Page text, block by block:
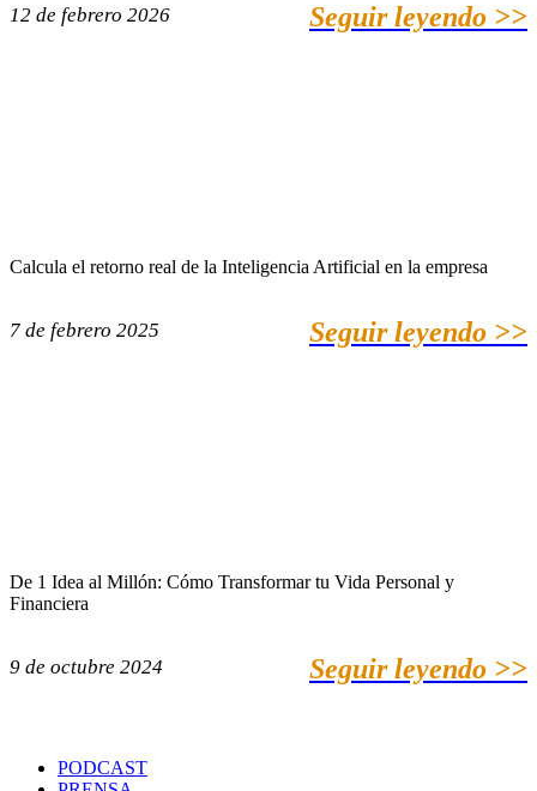
12 de febrero 2026 Seguir leyendo >>
Calcula el retorno real de la Inteligencia Artificial en la empresa
7 de febrero 2025 Seguir leyendo >>
De 1 Idea al Millón: Cómo Transformar tu Vida Personal y
Financiera
9 de octubre 2024 Seguir leyendo >>
PODCAST